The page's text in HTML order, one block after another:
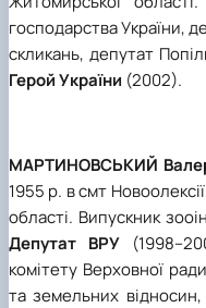
господарства України,
скликань, депутат
Герой України (2002).
МАРТИНОВСЬКИЙ
1955 р. в смт
області. Випускник
Депутат ВРУ
комітету Верховної
та земельних